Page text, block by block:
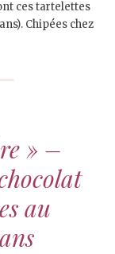
ces tartelettes
Chipées chez
» –
au